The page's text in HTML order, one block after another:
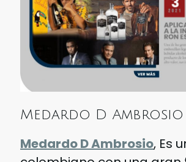
Medardo D Ambrosio
Medardo D Ambrosio, Es